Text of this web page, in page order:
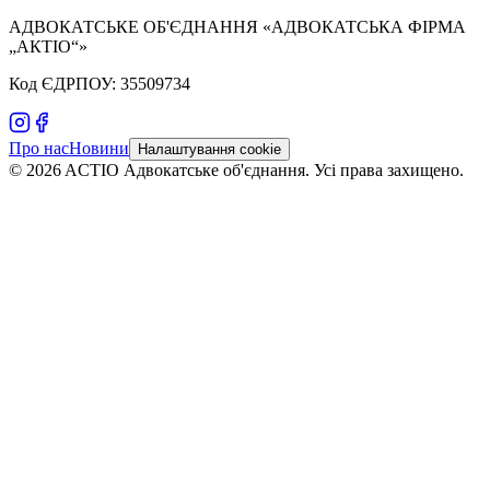
АДВОКАТСЬКЕ ОБ'ЄДНАННЯ «АДВОКАТСЬКА ФІРМА
„АКТІО“»
Код ЄДРПОУ: 35509734
Про насНовини Налаштування cookie
© 2026 ACTIO Адвокатське об'єднання. Усі права захищено.